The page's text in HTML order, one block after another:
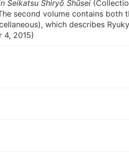
Seikatsu Shiryō Shūsei
second volume contains both
which describes
4, 2015)